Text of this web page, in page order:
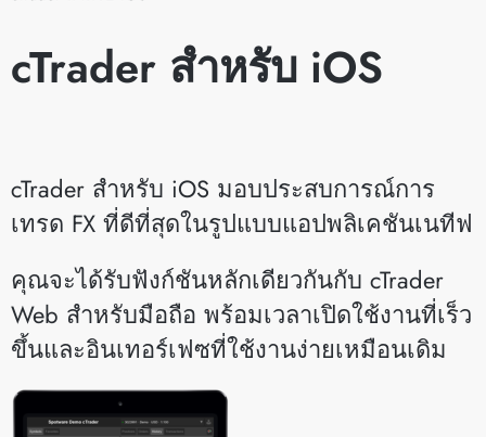
cTrader สำหรับ iOS
cTrader สำหรับ iOS มอบประสบการณ์การ
เทรด FX ที่ดีที่สุดในรูปแบบแอปพลิเคชันเนทีฟ
คุณจะได้รับฟังก์ชันหลักเดียวกันกับ cTrader
Web สำหรับมือถือ พร้อมเวลาเปิดใช้งานที่เร็ว
ขึ้นและอินเทอร์เฟซที่ใช้งานง่ายเหมือนเดิม